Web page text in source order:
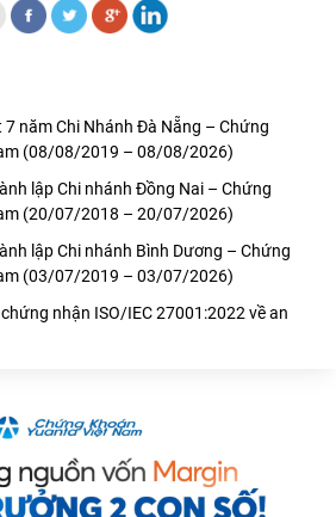
năm Chi Nhánh Đà Nẵng – Chứng
(08/08/2019 – 08/08/2026)
lập Chi nhánh Đồng Nai – Chứng
(20/07/2018 – 20/07/2026)
lập Chi nhánh Bình Dương – Chứng
(03/07/2019 – 03/07/2026)
nhận ISO/IEC 27001:2022 về an